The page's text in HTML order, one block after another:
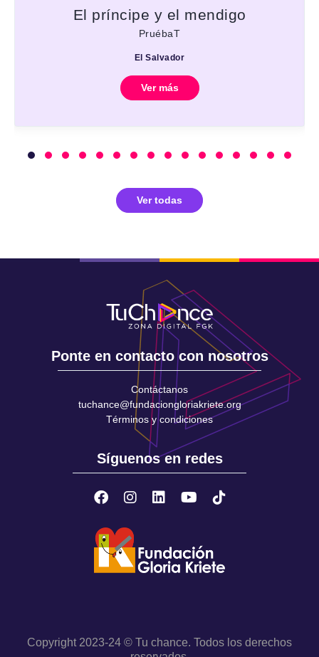
El príncipe y el mendigo
PruébaT
El Salvador
Ver más
Ver todas
Ponte en contacto con nosotros
Contáctanos
tuchance@fundaciongloriakriete.org
Términos y condiciones
Síguenos en redes
Copyright 2023-24 © Tu chance. Todos los derechos